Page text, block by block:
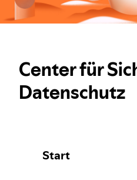
Center für
Datenschutz
Start